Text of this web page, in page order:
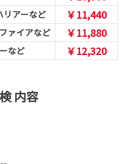
リアーなど ￥11,440
ァイアなど ￥11,880
など ￥12,320
内容